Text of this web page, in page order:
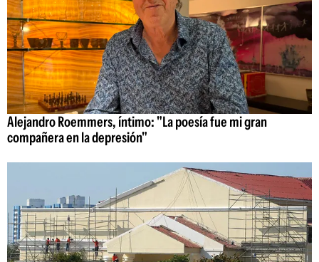
Alejandro Roemmers, íntimo: "La poesía fue mi gran
compañera en la depresión"